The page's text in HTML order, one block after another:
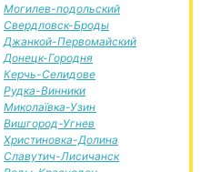
Могилев-подольский
Свердловск-Броды
Джанкой-Первомайский
Донецк-Городня
Керчь-Селидове
Рудка-Винники
Миколаївка-Узин
Вишгород-Угнев
Христиновка-Долина
Славутич-Лисичанск